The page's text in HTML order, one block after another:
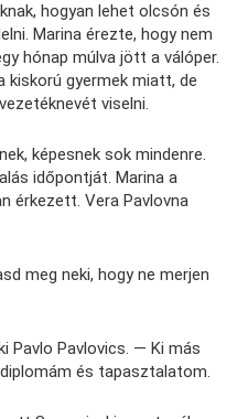
hogyan lehet olcsón és
Marina érezte, hogy nem
hónap múlva jött a válóper.
gyermek miatt, de
viselni.
képesnek sok mindenre.
időpontját. Marina a
érkezett. Vera Pavlovna
meg neki, hogy ne merjen
Pavlo Pavlovics. — Ki más
és tapasztalatom.